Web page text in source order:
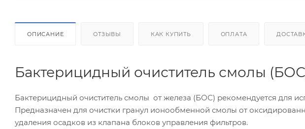
ОПИСАНИЕ ОТЗЫВЫ КАК КУПИТЬ ОПЛАТА
Бактерицидный очиститель смолы
Бактерицидный очиститель смолы от железа (БОС) рекомендуется для
Предназначен для очистки гранул ионообменной смолы от
удаления осадков из клапана блоков управления фильтров.